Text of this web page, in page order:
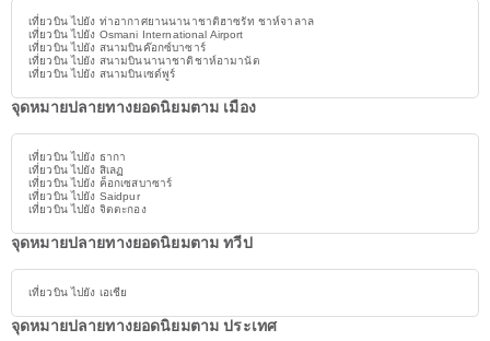
เที่ยวบิน ไปยัง ท่าอากาศยานนานาชาติฮาซรัท ชาห์จาลาล
เที่ยวบิน ไปยัง Osmani International Airport
เที่ยวบิน ไปยัง สนามบินค๊อกซ์บาซาร์
เที่ยวบิน ไปยัง สนามบินนานาชาติชาห์อามานัต
เที่ยวบิน ไปยัง สนามบินเซด์พูร์
จุดหมายปลายทางยอดนิยมตาม เมือง
เที่ยวบิน ไปยัง ธากา
เที่ยวบิน ไปยัง สิเลฏ
เที่ยวบิน ไปยัง ค็อกเซสบาซาร์
เที่ยวบิน ไปยัง Saidpur
เที่ยวบิน ไปยัง จิตตะกอง
จุดหมายปลายทางยอดนิยมตาม ทวีป
เที่ยวบิน ไปยัง เอเชีย
จุดหมายปลายทางยอดนิยมตาม ประเทศ